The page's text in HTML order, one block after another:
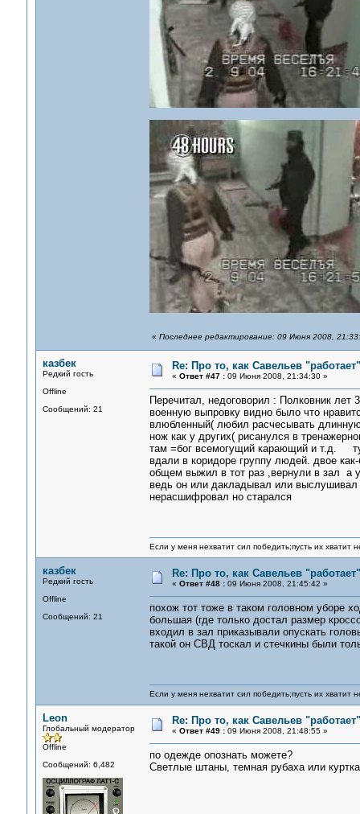
« Последнее редактирование: 09 Июня 2008,
казбек
Редкий гость
Offline
Сообщений: 21
Re: Про то, как Савельев
« Ответ #47 :09 Июня 2008, 21:34:30 »
Перечитал, недоговорил : Полковник лет
военную выпровку видно было что
влюбленный( любил расчесывать
нож как у других( рисанулся в
там =бог всемогущий карающий и т.д.
вдали в коридоре группу людей. двое
общем выжил в тот раз ,вернули в зал а у
ведь он или дакладывал или
нерасшифровал но старался
Если у меня нехватит сил победить;пусть их хватит
казбек
Редкий гость
Offline
Сообщений: 21
Re: Про то, как Савельев
« Ответ #48 :09 Июня 2008, 21:45:42 »
похож тот тоже в таком головном уборе
большая (где только достал размер
входил в зал приказывали опускать
такой он СВД тоскал и стечкины были
Если у меня нехватит сил победить;пусть их хватит
Leon
Глобальный модератор
Offline
Сообщений: 6,482
Re: Про то, как Савельев
« Ответ #49 :09 Июня 2008, 21:48:55 »
по одежде опознать можете?
Светлые штаны, темная рубаха или